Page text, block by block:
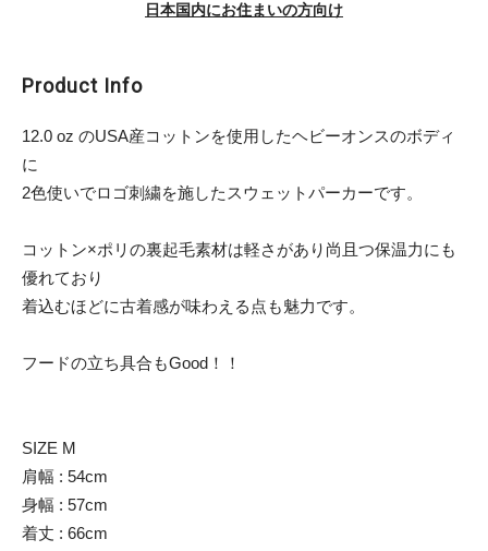
日本国内にお住まいの方向け
Product Info
12.0 oz のUSA産コットンを使用したヘビーオンスのボディ
に
2色使いでロゴ刺繍を施したスウェットパーカーです。
コットン×ポリの裏起毛素材は軽さがあり尚且つ保温力にも
優れており
着込むほどに古着感が味わえる点も魅力です。
フードの立ち具合もGood！！
SIZE M
肩幅 : 54cm
身幅 : 57cm
着丈 : 66cm